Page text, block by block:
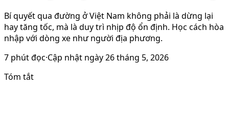
Bí quyết qua đường ở Việt Nam không phải là dừng lại
hay tăng tốc, mà là duy trì nhịp độ ổn định. Học cách hòa
nhập với dòng xe như người địa phương.
7 phút đọc·Cập nhật ngày26 tháng 5, 2026
Tóm tắt